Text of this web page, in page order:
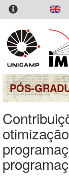
Pular
para
conteúdo
principal
PÓS-